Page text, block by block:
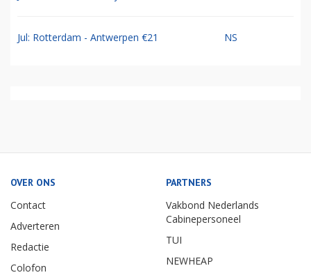
Jul: Rotterdam - Antwerpen €21 NS
OVER ONS
Contact
Adverteren
Redactie
Colofon
PARTNERS
Vakbond Nederlands
Cabinepersoneel
TUI
NEWHEAP